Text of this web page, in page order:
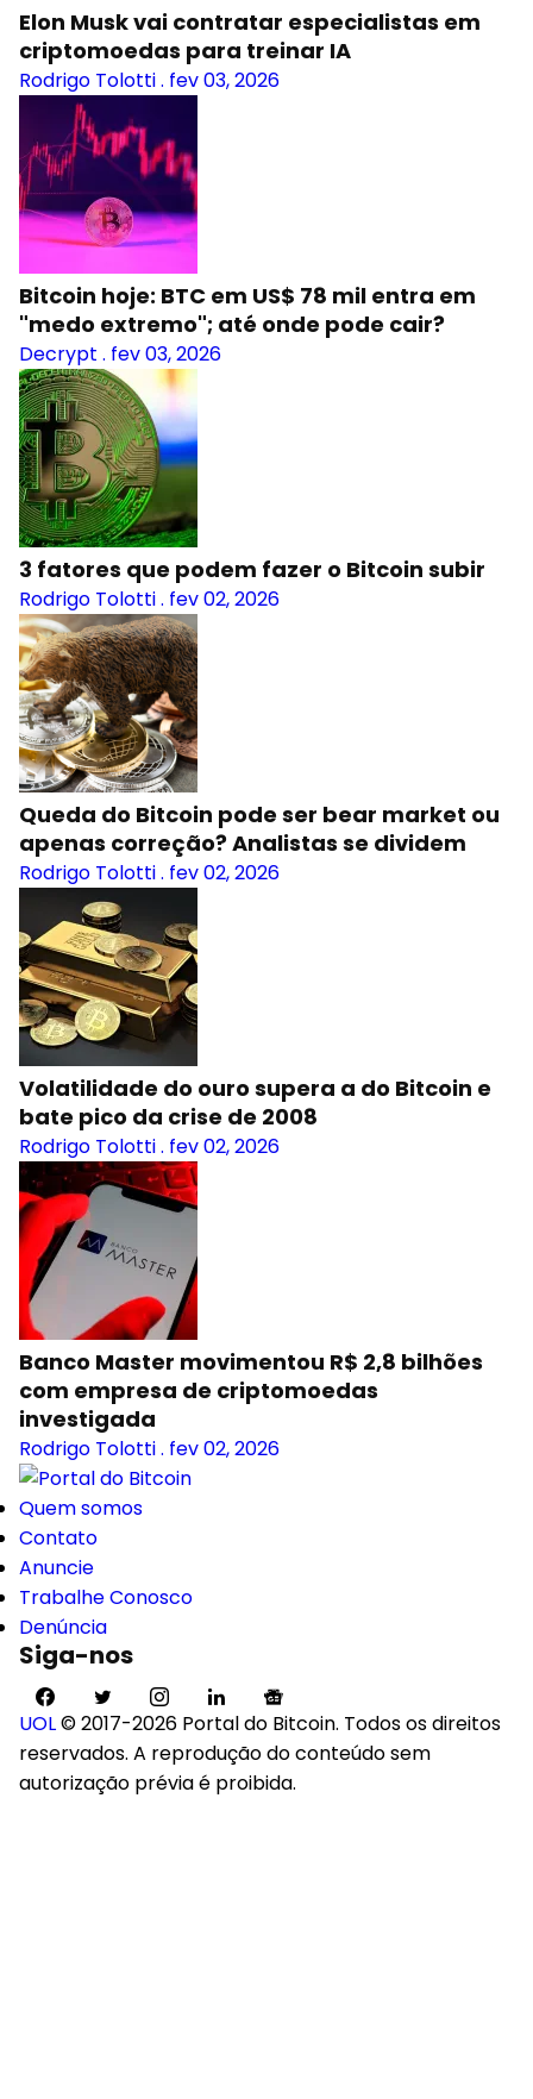
Elon Musk vai contratar especialistas em
criptomoedas para treinar IA
Rodrigo Tolotti. fev 03, 2026
Bitcoin hoje: BTC em US$ 78 mil entra em
"medo extremo"; até onde pode cair?
Decrypt . fev 03, 2026
3 fatores que podem fazer o Bitcoin subir
Rodrigo Tolotti. fev 02, 2026
Queda do Bitcoin pode ser bear market ou
apenas correção? Analistas se dividem
Rodrigo Tolotti. fev 02, 2026
Volatilidade do ouro supera a do Bitcoin e
bate pico da crise de 2008
Rodrigo Tolotti. fev 02, 2026
Banco Master movimentou R$ 2,8 bilhões
com empresa de criptomoedas
investigada
Rodrigo Tolotti. fev 02, 2026
Quem somos
Contato
Anuncie
Trabalhe Conosco
Denúncia
Siga-nos
UOL© 2017-2026 Portal do Bitcoin. Todos os direitos
reservados. A reprodução do conteúdo sem
autorização prévia é proibida.